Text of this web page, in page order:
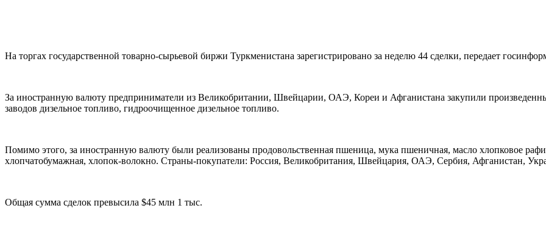
На торгах государственной товарно-сырьевой биржи Туркменистана зарегистрировано за неделю 44 сделки, передает
За иностранную валюту предприниматели из Великобритании, Швейцарии, ОАЭ, Кореи и Афганистана закупили
заводов дизельное топливо, гидроочищенное дизельное топливо.
Помимо этого, за иностранную валюту были реализованы продовольственная пшеница, мука пшеничная, масло хлопковое
хлопчатобумажная, хлопок-волокно. Страны-покупатели: Россия, Великобритания, Швейцария, ОАЭ, Сербия, Афганистан,
Общая сумма сделок превысила $45 млн 1 тыс.